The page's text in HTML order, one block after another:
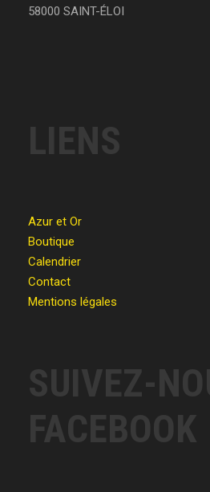
58000 SAINT-ÉLOI
LIENS
Azur et Or
Boutique
Calendrier
Contact
Mentions légales
SUIVEZ-
FACEBOOK